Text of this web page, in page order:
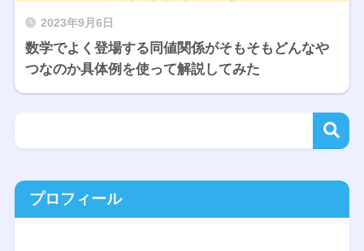
2023年9月6日
数学でよく登場する同値関係がそもそもどんなや
つなのか具体例を使って解説してみた
プロフィール